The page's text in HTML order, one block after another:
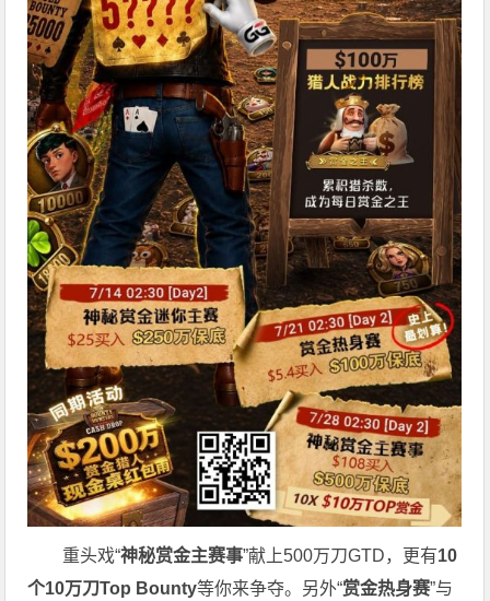
重头戏“神秘赏金主赛事”献上500万刀GTD，更有10
个10万刀Top Bounty等你来争夺。另外“赏金热身赛”与